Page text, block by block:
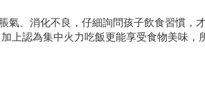
氣、消化不良，仔細詢問孩子飲食習慣，
上認為集中火力吃飯更能享受食物美味，